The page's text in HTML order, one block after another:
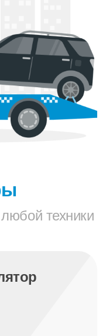
техники